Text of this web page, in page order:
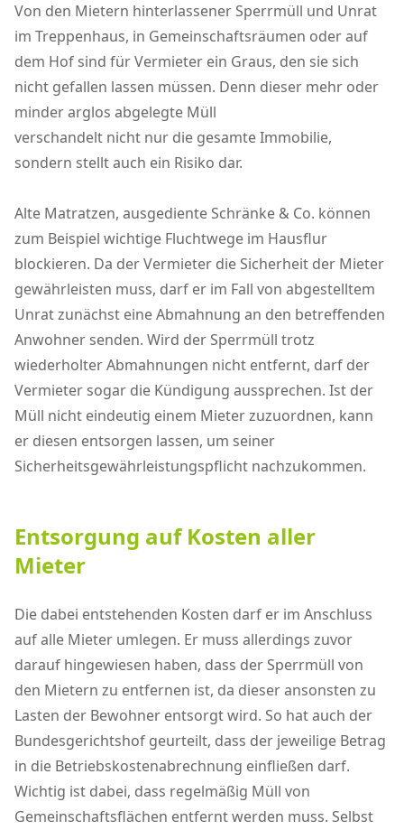
Von den Mietern hinterlassener Sperrmüll und Unrat
im Treppenhaus, in Gemeinschaftsräumen oder auf
dem Hof sind für Vermieter ein Graus, den sie sich
nicht gefallen lassen müssen. Denn dieser mehr oder
minder arglos abgelegte Müll
verschandelt nicht nur die gesamte Immobilie,
sondern stellt auch ein Risiko dar.
Alte Matratzen, ausgediente Schränke & Co. können
zum Beispiel wichtige Fluchtwege im Hausflur
blockieren. Da der Vermieter die Sicherheit der Mieter
gewährleisten muss, darf er im Fall von abgestelltem
Unrat zunächst eine Abmahnung an den betreffenden
Anwohner senden. Wird der Sperrmüll trotz
wiederholter Abmahnungen nicht entfernt, darf der
Vermieter sogar die Kündigung aussprechen. Ist der
Müll nicht eindeutig einem Mieter zuzuordnen, kann
er diesen entsorgen lassen, um seiner
Sicherheitsgewährleistungspflicht nachzukommen.
Entsorgung auf Kosten aller
Mieter
Die dabei entstehenden Kosten darf er im Anschluss
auf alle Mieter umlegen. Er muss allerdings zuvor
darauf hingewiesen haben, dass der Sperrmüll von
den Mietern zu entfernen ist, da dieser ansonsten zu
Lasten der Bewohner entsorgt wird. So hat auch der
Bundesgerichtshof geurteilt, dass der jeweilige Betrag
in die Betriebskostenabrechnung einfließen darf.
Wichtig ist dabei, dass regelmäßig Müll von
Gemeinschaftsflächen entfernt werden muss. Selbst